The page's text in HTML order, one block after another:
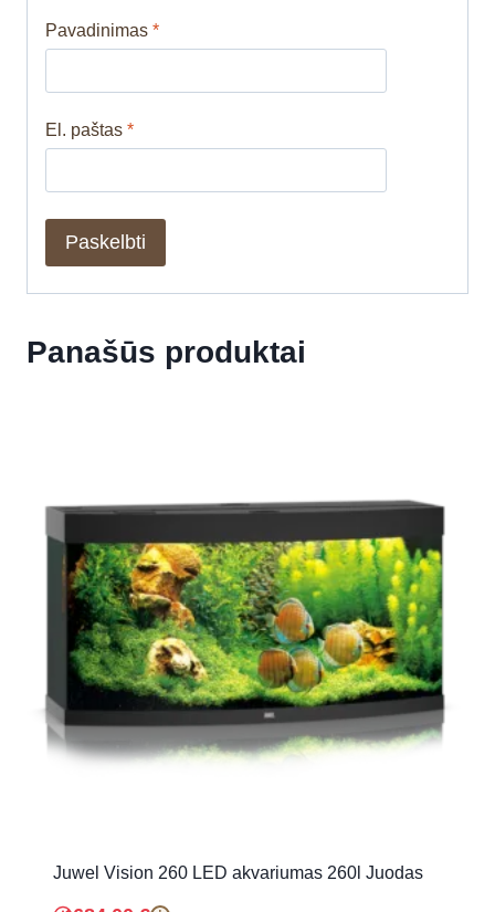
Pavadinimas *
El. paštas *
Panašūs produktai
Juwel Vision 260 LED akvariumas 260l Juodas